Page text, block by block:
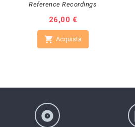
Reference Recordings
Prezzo
26,00 €
 Acquista
album